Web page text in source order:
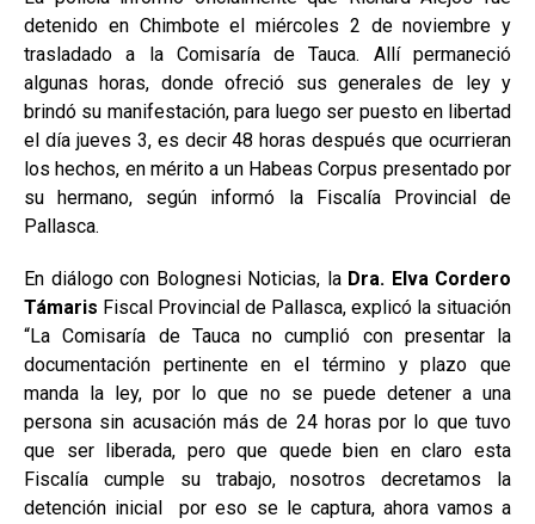
detenido en Chimbote el miércoles 2 de noviembre y
trasladado a la Comisaría de Tauca. Allí permaneció
algunas horas, donde ofreció sus generales de ley y
brindó su manifestación, para luego ser puesto en libertad
el día jueves 3, es decir 48 horas después que ocurrieran
los hechos, en mérito a un Habeas Corpus presentado por
su hermano, según informó la Fiscalía Provincial de
Pallasca.
En diálogo con Bolognesi Noticias, la Dra. Elva Cordero
Támaris Fiscal Provincial de Pallasca, explicó la situación
“La Comisaría de Tauca no cumplió con presentar la
documentación pertinente en el término y plazo que
manda la ley, por lo que no se puede detener a una
persona sin acusación más de 24 horas por lo que tuvo
que ser liberada, pero que quede bien en claro esta
Fiscalía cumple su trabajo, nosotros decretamos la
detención inicial por eso se le captura, ahora vamos a